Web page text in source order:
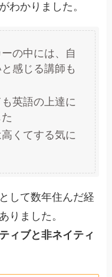
わかりました。
の中には、自
感じる講師も
英語の上達に
くてする気に
して数年住んだ経
りました。
ィブと非ネイティ